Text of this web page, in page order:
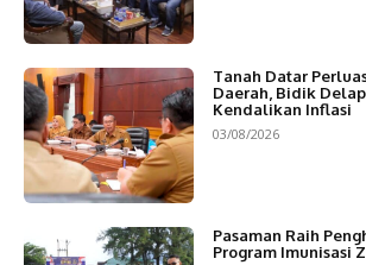
Tanah Datar
Daerah, Bidik
Kendalikan Inflasi
03/08/2026
Pasaman Raih
Program Imunisasi